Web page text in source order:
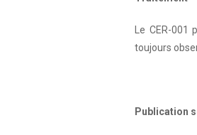
Le CER-
toujours
Publication